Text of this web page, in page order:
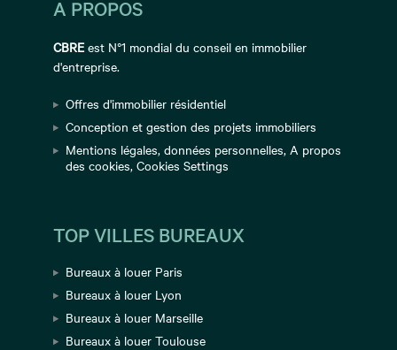
A PROPOS
CBREest N°1 mondial du conseil en immobilier
d'entreprise.
Offres d'immobilier résidentiel
Conception et gestion des projets immobiliers
Mentions légales, données personnelles, A propos
des cookies, Cookies Settings
TOP VILLES BUREAUX
Bureaux à louer Paris
Bureaux à louer Lyon
Bureaux à louer Marseille
Bureaux à louer Toulouse